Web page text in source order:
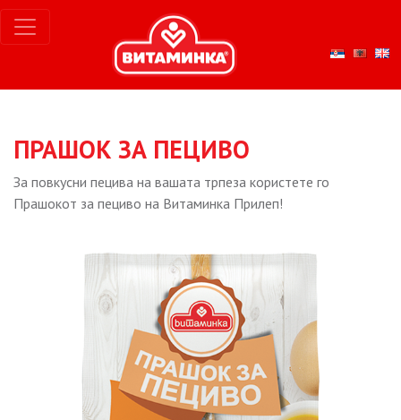
ПРАШОК ЗА ПЕЦИВО
За повкусни пецива на вашата трпеза користете го
Прашокот за пециво на Витаминка Прилеп!